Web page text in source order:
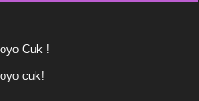
Cuk !
cuk!